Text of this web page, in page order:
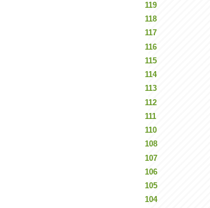
119
118
117
116
115
114
113
112
111
110
108
107
106
105
104